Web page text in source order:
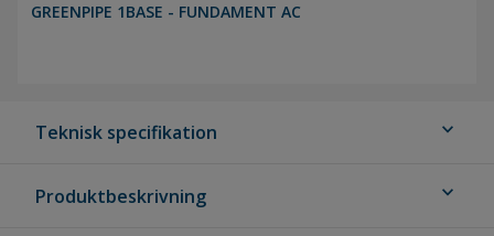
GREENPIPE 1BASE - FUNDAMENT AC
Teknisk specifikation expand_more
Produktbeskrivning expand_more